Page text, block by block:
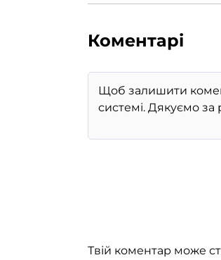
Коментарі
Твій коментар може